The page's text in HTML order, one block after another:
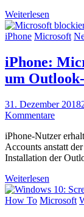
Weiterlesen
iPhone Microsoft
iPhone:
um
31. Dezember 2018
Kommentare
iPhone-Nutzer
Accounts anstatt
Installation der
Weiterlesen
How To Microsoft